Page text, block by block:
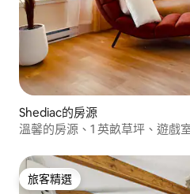
Shediac的房源
溫馨的房源、1 英畝草坪、遊戲
旅客精選
旅客精選